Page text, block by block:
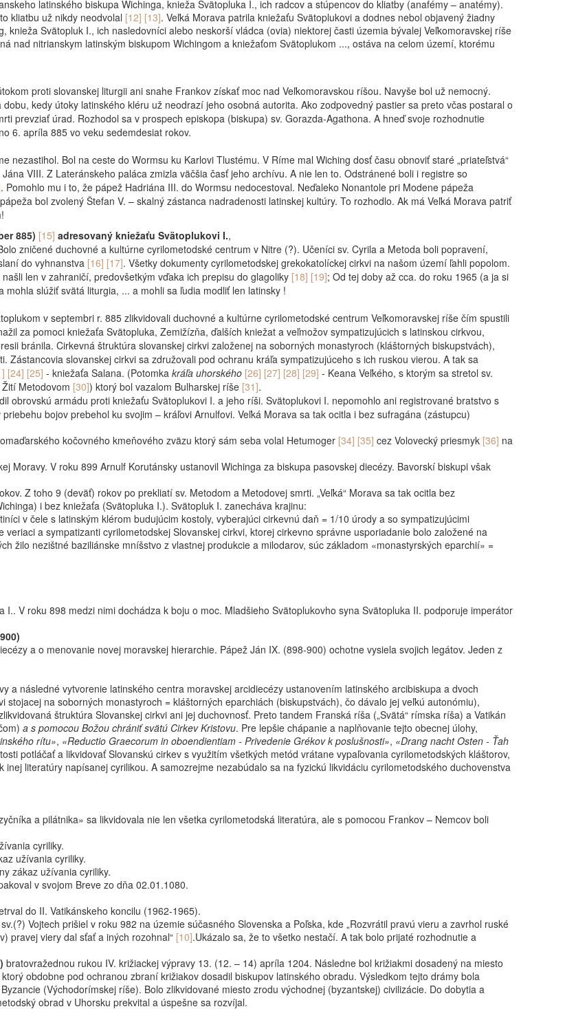
latinského biskupa Wichinga, knieža Svätopluka I., ich radcov a stúpencov do kliatby (anafémy – anatémy).
kliatbu už nikdy neodvolal [12] [13]. Veľká Morava patrila kniežaťu Svätoplukovi a dodnes nebol objavený žiadny
knieža Svätopluk I., ich nasledovníci alebo neskorší vládca (ovia) niektorej časti územia bývalej Veľkomoravskej ríše
nad nitrianskym latinským biskupom Wichingom a kniežaťom Svätoplukom ..., ostáva na celom území, ktorému
proti slovanskej liturgii ani snahe Frankov získať moc nad Veľkomoravskou ríšou. Navyše bol už nemocný.
kedy útoky latinského kléru už neodrazí jeho osobná autorita. Ako zodpovedný pastier sa preto včas postaral o
prevziať úrad. Rozhodol sa v prospech episkopa (biskupa) sv. Gorazda-Agathona. A hneď svoje rozhodnutie
6. apríla 885 vo veku sedemdesiat rokov.
nezastihol. Bol na ceste do Wormsu ku Karlovi Tlustému. V Ríme mal Wiching dosť času obnoviť staré „priateľstvá“
VIII. Z Lateránskeho paláca zmizla väčšia časť jeho archívu. A nie len to. Odstránené boli i registre so
. Pomohlo mu i to, že pápež Hadriána III. do Wormsu nedocestoval. Neďaleko Nonantole pri Modene pápeža
bol zvolený Štefan V. – skalný zástanca nadradenosti latinskej kultúry. To rozhodlo. Ak má Veľká Morava patriť
885) [15] adresovaný kniežaťu Svätoplukovi I.,
zničené duchovné a kultúrne cyrilometodské centrum v Nitre (?). Učeníci sv. Cyrila a Metoda boli popravení,
do vyhnanstva [16] [17]. Všetky dokumenty cyrilometodskej grekokatolíckej cirkvi na našom území ľahli popolom.
len v zahraničí, predovšetkým vďaka ich prepisu do glagoliky [18] [19]; Od tej doby až cca. do roku 1965 (a ja si
slúžiť svätá liturgia, ... a mohli sa ľudia modliť len latinsky !
v septembri r. 885 zlikvidovali duchovné a kultúrne cyrilometodské centrum Veľkomoravskej ríše čím spustili
za pomoci kniežaťa Svätopluka, Zemižízňa, ďalších kniežat a veľmožov sympatizujúcich s latinskou cirkvou,
bránila. Cirkevná štruktúra slovanskej cirkvi založenej na soborných monastyroch (kláštorných biskupstvách),
Zástancovia slovanskej cirkvi sa združovali pod ochranu kráľa sympatizujúceho s ich ruskou vierou. A tak sa
[24] [25] - kniežaťa Salana. (Potomka kráľa uhorského [26] [27] [28] [29] - Keana Veľkého, s ktorým sa stretol sv.
Metodovom [30]) ktorý bol vazalom Bulharskej ríše [31].
obrovskú armádu proti kniežaťu Svätoplukovi I. a jeho ríši. Svätoplukovi I. nepomohlo ani registrované bratstvo s
bojov prebehol ku svojim – kráľovi Arnulfovi. Veľká Morava sa tak ocitla i bez sufragána (zástupcu)
kočovného kmeňového zväzu ktorý sám seba volal Hetumoger [34] [35] cez Volovecký priesmyk [36] na
Moravy. V roku 899 Arnulf Korutánsky ustanovil Wichinga za biskupa pasovskej diecézy. Bavorskí biskupi však
Z toho 9 (deväť) rokov po prekliatí sv. Metodom a Metodovej smrti. „Veľká“ Morava sa tak ocitla bez
i bez kniežaťa (Svätopluka I.). Svätopluk I. zanecháva krajinu:
v čele s latinským klérom budujúcim kostoly, vyberajúci cirkevnú daň = 1/10 úrody a so sympatizujúcimi
a sympatizanti cyrilometodskej Slovanskej cirkvi, ktorej cirkevno správne usporiadanie bolo založené na
žilo nezištné baziliánske mníšstvo z vlastnej produkcie a milodarov, súc základom «monastyrských eparchií» =
V roku 898 medzi nimi dochádza k boju o moc. Mladšieho Svätoplukovho syna Svätopluka II. podporuje imperátor
a o menovanie novej moravskej hierarchie. Pápež Ján IX. (898-900) ochotne vysiela svojich legátov. Jeden z
a následné vytvorenie latinského centra moravskej arcidiecézy ustanovením latinského arcibiskupa a dvoch
na soborných monastyroch = kláštorných eparchiách (biskupstvách), čo dávalo jej veľkú autonómiu),
štruktúra Slovanskej cirkvi ani jej duchovnosť. Preto tandem Franská ríša („Svätá“ rímska ríša) a Vatikán
a s pomocou Božou chrániť svätú Cirkev Kristovu. Pre lepšie chápanie a naplňovanie tejto obecnej úlohy,
rítu», «Reductio Graecorum in oboendientiam - Privedenie Grékov k poslušnosti», «Drang nacht Osten - Ťah
potláčať a likvidovať Slovanskú cirkev s využitím všetkých metód vrátane vypaľovania cyrilometodských kláštorov,
literatúry napísanej cyrilikou. A samozrejme nezabúdalo sa na fyzickú likvidáciu cyrilometodského duchovenstva
a pilátnika» sa likvidovala nie len všetka cyrilometodská literatúra, ale s pomocou Frankov – Nemcov boli
cyriliky.
užívania cyriliky.
zákaz užívania cyriliky.
v svojom Breve zo dňa 02.01.1080.
do II. Vatikánskeho koncilu (1962-1965).
Vojtech prišiel v roku 982 na územie súčasného Slovenska a Poľska, kde „Rozvrátil pravú vieru a zavrhol ruské
pravej viery dal sťať a iných rozohnal“ [10].Ukázalo sa, že to všetko nestačí. A tak bolo prijaté rozhodnutie a
bratovražednou rukou IV. križiackej výpravy 13. (12. – 14) apríla 1204. Následne bol križiakmi dosadený na miesto
obdobne pod ochranou zbraní križiakov dosadil biskupov latinského obradu. Výsledkom tejto drámy bola
(Východorímskej ríše). Bolo zlikvidované miesto zrodu východnej (byzantskej) civilizácie. Do dobytia a
obrad v Uhorsku prekvital a úspešne sa rozvíjal.